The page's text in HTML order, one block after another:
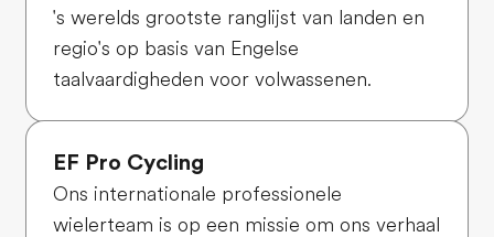
's werelds grootste ranglijst van landen en
regio's op basis van Engelse
taalvaardigheden voor volwassenen.
EF Pro Cycling
Ons internationale professionele
wielerteam is op een missie om ons verhaal